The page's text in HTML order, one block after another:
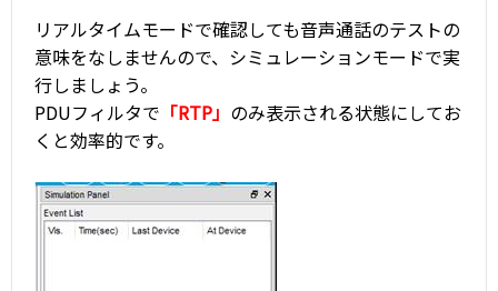
リアルタイムモードで確認しても音声通話のテストの
意味をなしませんので、シミュレーションモードで実
行しましょう。
PDUフィルタで 「RTP」 のみ表示される状態にしてお
くと効率的です。